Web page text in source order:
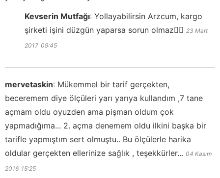
Kevserin Mutfağı: Yollayabilirsin Arzcum, kargo
şirketi işini düzgün yaparsa sorun olmaz👍🏻 23 Mart
2017 09:45
mervetaskin: Mükemmel bir tarif gerçekten,
beceremem diye ölçüleri yarı yarıya kullandım ,7 tane
açmam oldu oyuzden ama pişman oldum çok
yapmadığıma... 2. açma denemem oldu ilkini başka bir
tarifle yapmıştım sert olmuştu.. Bu ölçülerle harika
oldular gerçekten ellerinize sağlık , teşekkürler... 04 Kasım
2016 15:25